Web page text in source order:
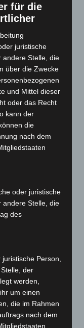
für die
juristische
andere Stelle, die
über die Zwecke
und Mittel dieser
oder das Recht
kann der
die
nach dem
oder juristische
andere Stelle, die
des
Person,
der
werden,
um einen
die im Rahmen
nach dem